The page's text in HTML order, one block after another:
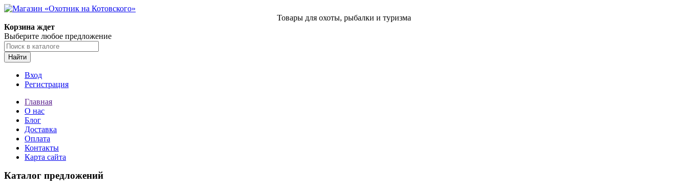
Товары для охоты, рыбалки и туризма
Корзина ждет
Выберите любое предложение
Найти
Вход
Регистрация
Главная
О нас
Блог
Доставка
Оплата
Контакты
Карта сайта
Каталог предложений